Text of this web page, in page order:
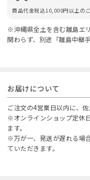
商品代金税込10,000円以上の
※沖縄県全土を含む離島エ
関わらず、別途「離島中継
お届けについて
ご注文の4営業日以内に、
※オンラインショップ定休
ます。
※万が一、発送が遅れる場
ていただきます。